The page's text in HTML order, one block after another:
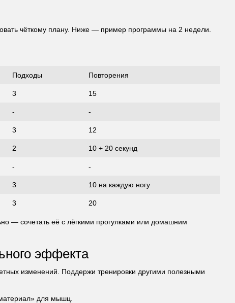
чёткому плану. Ниже — пример программы на 2 недели.
Подходы Повторения
3 15
- -
3 12
2 10 + 20 секунд
- -
3 10 на каждую ногу
3 20
— сочетать её с лёгкими прогулками или домашним
эффекта
изменений. Поддержи тренировки другими полезными
для мышц.